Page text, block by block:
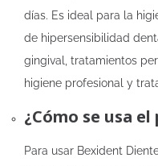
días. Es ideal para la
de hipersensibilidad
gingival, tratamientos
higiene profesional y
¿Cómo se usa
Para usar Bexident